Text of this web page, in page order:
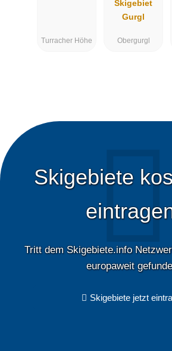
Turracher Höhe
Skigebiet
Gurgl
Obergurgl
Skigebiete
Tritt dem Skigebiete.info
europaweit
Skigebiete jetzt